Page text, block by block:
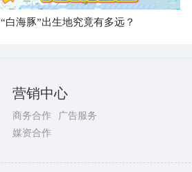
“白海豚”出生地究竟有多远？
营销中心
商务合作
广告服务
媒资合作